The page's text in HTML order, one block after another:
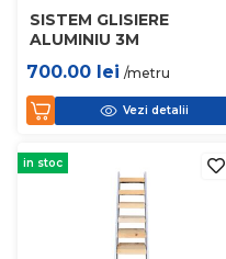
SISTEM GLISIERE
ALUMINIU 3M
700.00 lei /metru
Vezi detalii
in stoc